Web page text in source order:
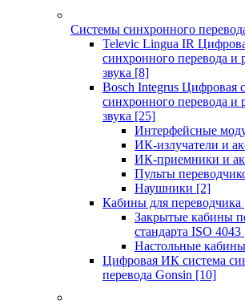
Системы синхронного
Televic Lingua IR
синхронного перевода и
звука [8]
Bosch Integrus Цифровая
синхронного перевода и
звука [25]
Интерфейсные
ИК-излучатели и
ИК-приемники и
Пульты
Наушники [2]
Кабины для переводчика
Закрытые кабины
стандарта ISO 4043
Настольные
Цифровая ИК система
перевода Gonsin [10]